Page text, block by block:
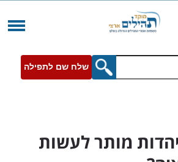
שלח שם לתפילה